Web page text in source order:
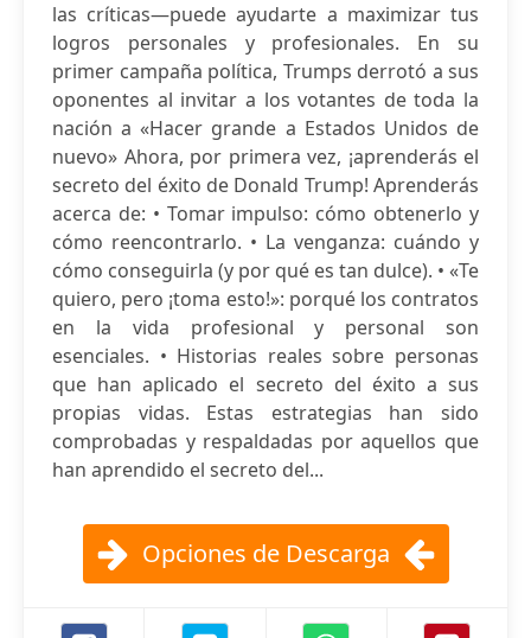
las críticas—puede ayudarte a maximizar tus
logros personales y profesionales. En su
primer campaña política, Trumps derrotó a sus
oponentes al invitar a los votantes de toda la
nación a «Hacer grande a Estados Unidos de
nuevo» Ahora, por primera vez, ¡aprenderás el
secreto del éxito de Donald Trump! Aprenderás
acerca de: • Tomar impulso: cómo obtenerlo y
cómo reencontrarlo. • La venganza: cuándo y
cómo conseguirla (y por qué es tan dulce). • «Te
quiero, pero ¡toma esto!»: porqué los contratos
en la vida profesional y personal son
esenciales. • Historias reales sobre personas
que han aplicado el secreto del éxito a sus
propias vidas. Estas estrategias han sido
comprobadas y respaldadas por aquellos que
han aprendido el secreto del...
Opciones de Descarga